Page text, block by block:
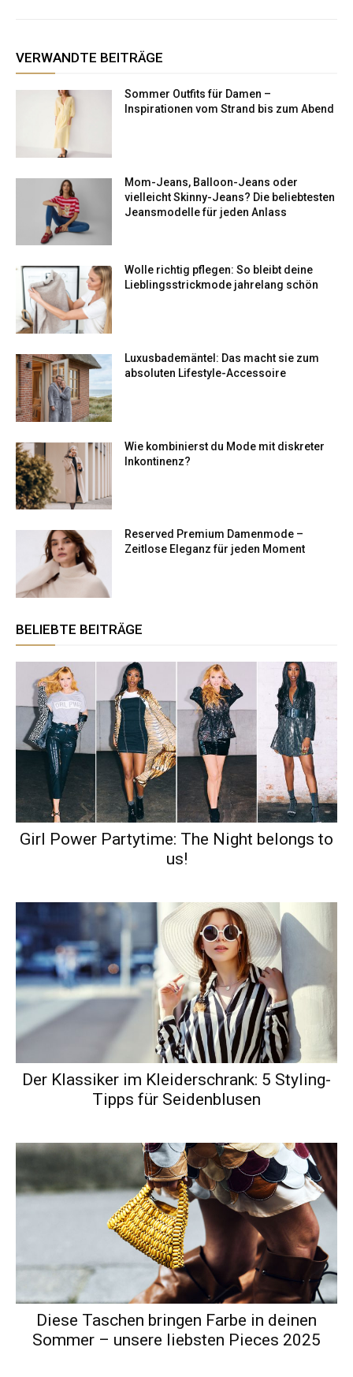
VERWANDTE BEITRÄGE
Sommer Outfits für Damen –
Inspirationen vom Strand bis zum Abend
Mom-Jeans, Balloon-Jeans oder
vielleicht Skinny-Jeans? Die beliebtesten
Jeansmodelle für jeden Anlass
Wolle richtig pflegen: So bleibt deine
Lieblingsstrickmode jahrelang schön
Luxusbademäntel: Das macht sie zum
absoluten Lifestyle-Accessoire
Wie kombinierst du Mode mit diskreter
Inkontinenz?
Reserved Premium Damenmode –
Zeitlose Eleganz für jeden Moment
BELIEBTE BEITRÄGE
Girl Power Partytime: The Night belongs to
us!
Der Klassiker im Kleiderschrank: 5 Styling-
Tipps für Seidenblusen
Diese Taschen bringen Farbe in deinen
Sommer – unsere liebsten Pieces 2025